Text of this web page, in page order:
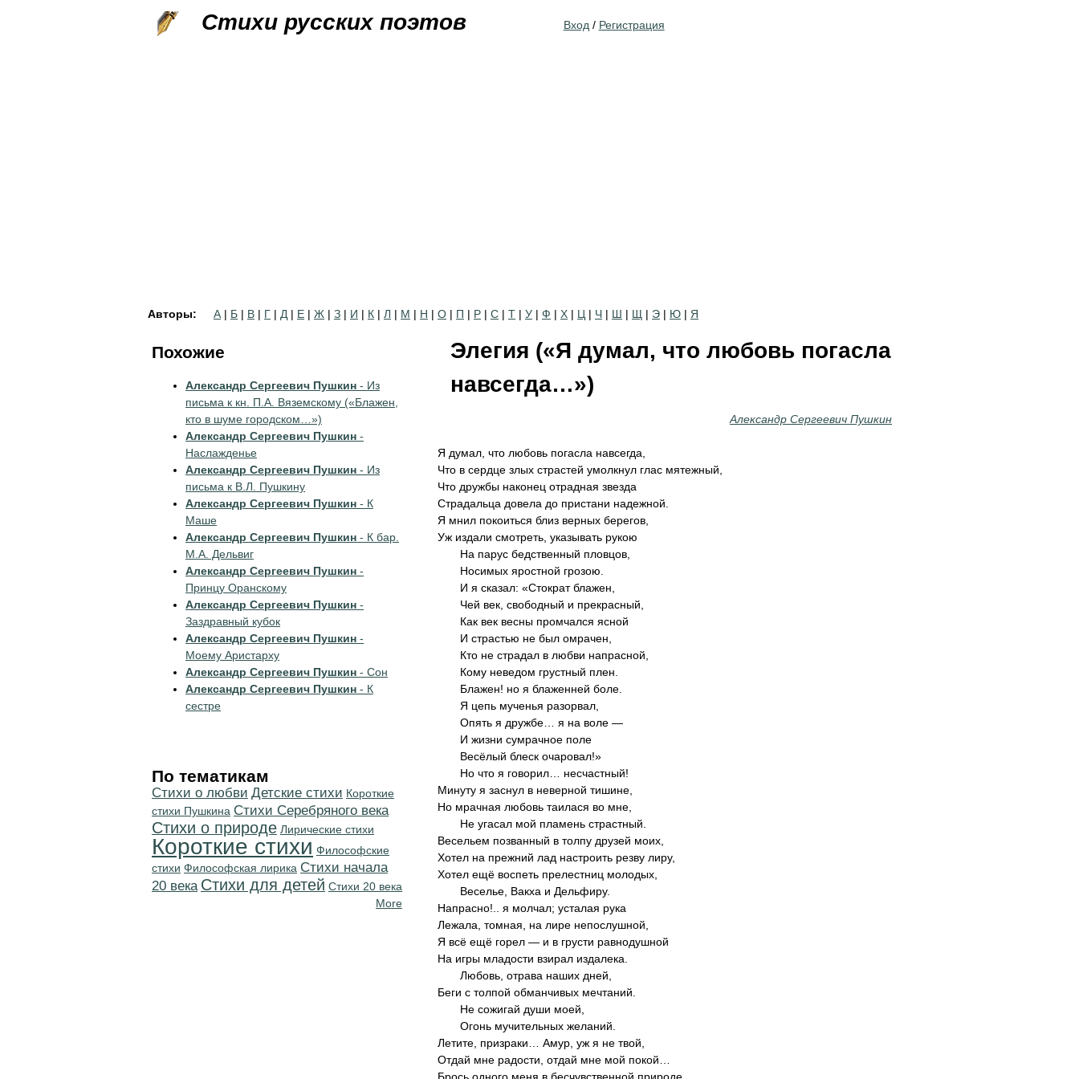
Стихи русских поэтов Вход / Регистрация
Авторы: А | Б | В | Г | Д | Е | Ж | З | И | К | Л | М | Н | О | П | Р | С | Т | У | Ф | Х | Ц | Ч | Ш | Щ | Э | Ю | Я
Элегия («Я думал, что любовь погасла
навсегда…»)
Александр Сергеевич Пушкин
Я думал, что любовь погасла навсегда,
Что в сердце злых страстей умолкнул глас мятежный,
Что дружбы наконец отрадная звезда
Страдальца довела до пристани надежной.
Я мнил покоиться близ верных берегов,
Уж издали смотреть, указывать рукою
На парус бедственный пловцов,
Носимых яростной грозою.
И я сказал: «Стократ блажен,
Чей век, свободный и прекрасный,
Как век весны промчался ясной
И страстью не был омрачен,
Кто не страдал в любви напрасной,
Кому неведом грустный плен.
Блажен! но я блаженней боле.
Я цепь мученья разорвал,
Опять я дружбе… я на воле —
И жизни сумрачное поле
Весёлый блеск очаровал!»
Но что я говорил… несчастный!
Минуту я заснул в неверной тишине,
Но мрачная любовь таилася во мне,
Не угасал мой пламень страстный.
Весельем позванный в толпу друзей моих,
Хотел на прежний лад настроить резву лиру,
Хотел ещё воспеть прелестниц молодых,
Веселье, Вакха и Дельфиру.
Напрасно!.. я молчал; усталая рука
Лежала, томная, на лире непослушной,
Я всё ещё горел — и в грусти равнодушной
На игры младости взирал издалека.
Любовь, отрава наших дней,
Беги с толпой обманчивых мечтаний.
Не сожигай души моей,
Огонь мучительных желаний.
Летите, призраки… Амур, уж я не твой,
Отдай мне радости, отдай мне мой покой…
Похожие
Александр Сергеевич Пушкин - Из
письма к кн. П.А. Вяземскому («Блажен,
кто в шуме городском…»)
Александр Сергеевич Пушкин -
Наслажденье
Александр Сергеевич Пушкин - Из
письма к В.Л. Пушкину
Александр Сергеевич Пушкин - К
Маше
Александр Сергеевич Пушкин - К бар.
М.А. Дельвиг
Александр Сергеевич Пушкин -
Принцу Оранскому
Александр Сергеевич Пушкин -
Заздравный кубок
Александр Сергеевич Пушкин -
Моему Аристарху
Александр Сергеевич Пушкин - Сон
Александр Сергеевич Пушкин - К
сестре
По тематикам
Стихи о любви Детские стихи Короткие
стихи Пушкина Cтихи Серебряного века
Стихи о природе Лирические стихи
Короткие стихи Философские
стихи Философская лирика Cтихи начала
20 века Стихи для детей Стихи 20 века
More